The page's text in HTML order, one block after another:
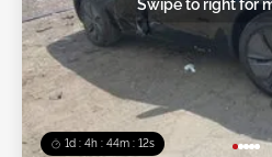
1d : 4h : 44m : 09s